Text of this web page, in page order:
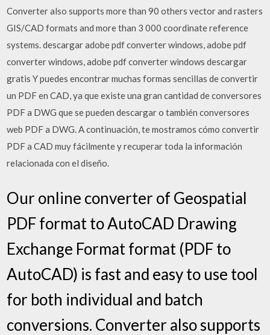
Converter also supports more than 90 others vector and rasters
GIS/CAD formats and more than 3 000 coordinate reference
systems. descargar adobe pdf converter windows, adobe pdf
converter windows, adobe pdf converter windows descargar
gratis Y puedes encontrar muchas formas sencillas de convertir
un PDF en CAD, ya que existe una gran cantidad de conversores
PDF a DWG que se pueden descargar o también conversores
web PDF a DWG. A continuación, te mostramos cómo convertir
PDF a CAD muy fácilmente y recuperar toda la información
relacionada con el diseño.
Our online converter of Geospatial
PDF format to AutoCAD Drawing
Exchange Format format (PDF to
AutoCAD) is fast and easy to use tool
for both individual and batch
conversions. Converter also supports